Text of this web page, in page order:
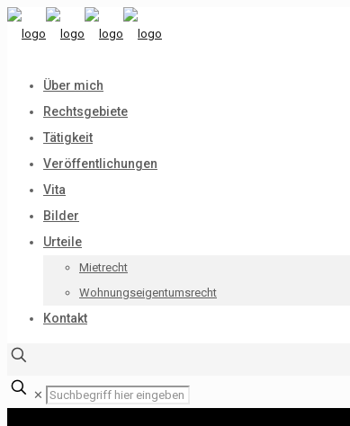
Über mich
Rechtsgebiete
Tätigkeit
Veröffentlichungen
Vita
Bilder
Urteile
Mietrecht
Wohnungseigentumsrecht
Kontakt
✕